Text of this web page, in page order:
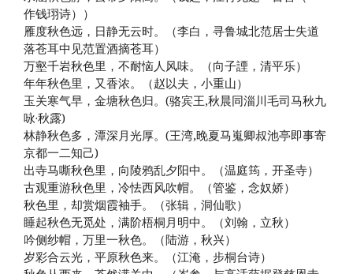
作钱珝诗））
雁度秋色远，日静无云时。（李白，寻鲁城北范居士失道
落苍耳中见范置酒摘苍耳）
万壑千岩秋色里，不耐恼人风味。（向子諲，清平乐）
年年秋色里，又香浓。（赵以夫，小重山）
玉关寒气早，金塘秋色归。(骆宾王,秋晨同淄川毛司马秋九
咏·秋露)
林静秋色多，潭深月光厚。(王湾,晚夏马嵬卿叔池亭即事寄
京都一二知己)
出寺马嘶秋色里，向陵鸦乱夕阳中。（温庭筠，开圣寺）
古观重游秋色里，冷怯西风吹帽。（管鉴，念奴娇）
秋色里，却赏烟霞袖手。（张辑，洞仙歌）
睡起秋色无觅处，满阶梧桐月明中。（刘翰，立秋）
吟侧纱帽，万里一秋色。（陆游，秋兴）
岁彩合云光，平原秋色来。（江淹，步桐台诗）